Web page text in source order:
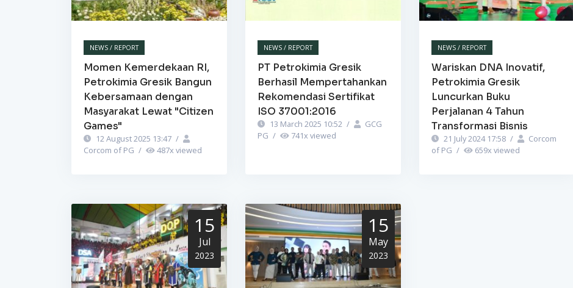
NEWS / REPORT
Momen Kemerdekaan RI,
Petrokimia Gresik Bangun
Kebersamaan dengan
Masyarakat Lewat "Citizen
Games"
12 August 2025 13:47 /
Corcom of PG / 487x viewed
NEWS / REPORT
PT Petrokimia Gresik
Berhasil Mempertahankan
Rekomendasi Sertifikat
ISO 37001:2016
13 March 2025 10:52 /
GCG
PG / 741x viewed
NEWS / REPORT
Wariskan DNA Inovatif,
Petrokimia Gresik
Luncurkan Buku
Perjalanan 4 Tahun
Transformasi Bisnis
21 July 2024 17:58 /
Corcom
of PG / 659x viewed
15
Jul
2023
15
May
2023